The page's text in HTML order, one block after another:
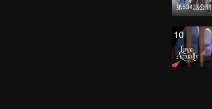
第534話公開
10